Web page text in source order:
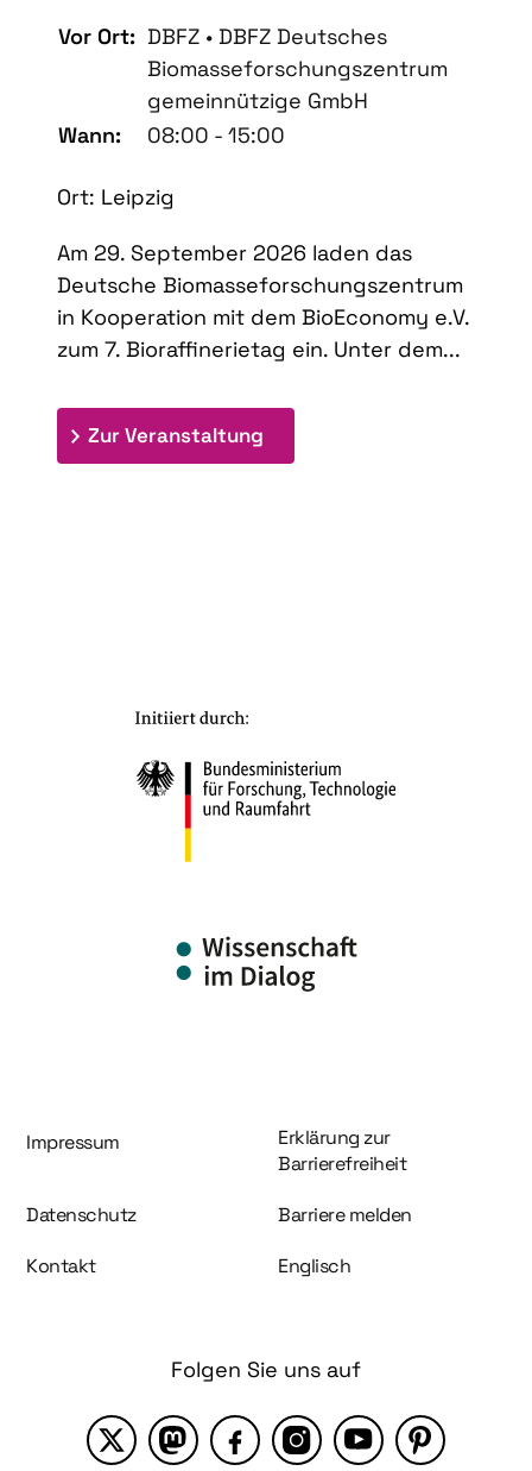
Vor Ort: DBFZ • DBFZ Deutsches
Biomasseforschungszentrum
gemeinnützige GmbH
Wann:
08:00 - 15:00
Ort: Leipzig
Am 29. September 2026 laden das
Deutsche Biomasseforschungszentrum
in Kooperation mit dem BioEconomy e.V.
zum 7. Bioraffinerietag ein. Unter dem...
Zur Veranstaltung
Information und Service
Impressum
Erklärung zur
Barrierefreiheit
Datenschutz Barriere melden
Kontakt Englisch
Folgen Sie uns auf